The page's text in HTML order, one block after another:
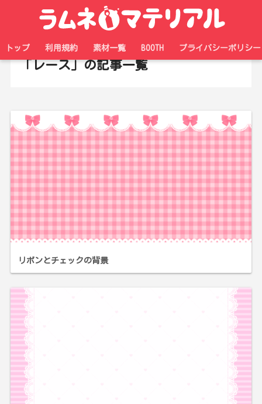
トップ 利用規約 素材一覧 BOOTH プライバシーポリシー
「レース」の記事一覧
リボンとチェックの背景